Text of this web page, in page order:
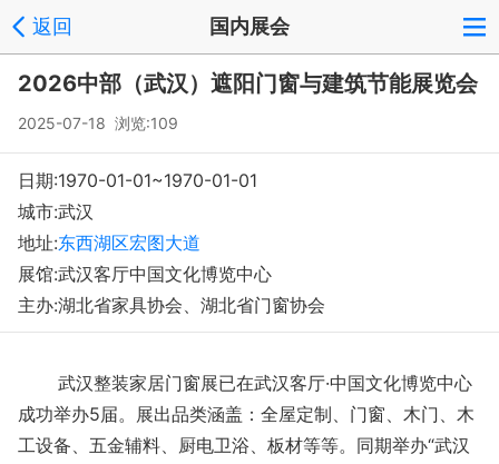
返回 国内展会
2026中部（武汉）遮阳门窗与建筑节能展览会
2025-07-18 浏览:109
日期:1970-01-01~1970-01-01
城市:武汉
地址:东西湖区宏图大道
展馆:武汉客厅中国文化博览中心
主办:湖北省家具协会、湖北省门窗协会
武汉整装家居门窗展已在武汉客厅·中国文化博览中心
成功举办5届。展出品类涵盖：全屋定制、门窗、木门、木
工设备、五金辅料、厨电卫浴、板材等等。同期举办“武汉
注册 反馈
Copyright © 2008-2018 环球会展网 fairglobal.com.cn 版权所有